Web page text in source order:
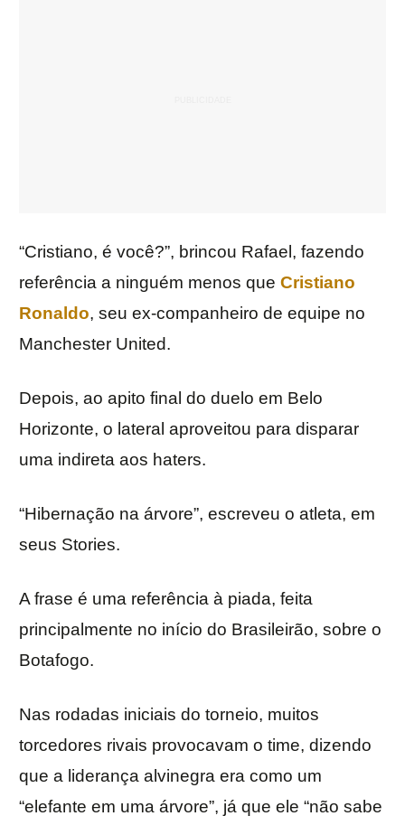
“Cristiano, é você?”, brincou Rafael, fazendo
referência a ninguém menos que Cristiano
Ronaldo, seu ex-companheiro de equipe no
Manchester United.
Depois, ao apito final do duelo em Belo
Horizonte, o lateral aproveitou para disparar
uma indireta aos haters.
“Hibernação na árvore”, escreveu o atleta, em
seus Stories.
A frase é uma referência à piada, feita
principalmente no início do Brasileirão, sobre o
Botafogo.
Nas rodadas iniciais do torneio, muitos
torcedores rivais provocavam o time, dizendo
que a liderança alvinegra era como um
“elefante em uma árvore”, já que ele “não sabe